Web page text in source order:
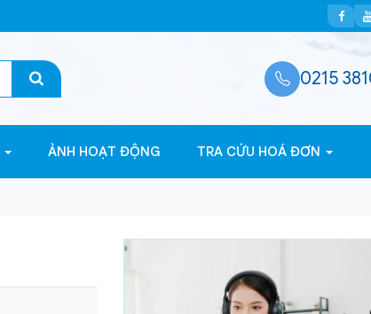
0215
ẢNH HOẠT ĐỘNG TRA CỨU HOÁ ĐƠN